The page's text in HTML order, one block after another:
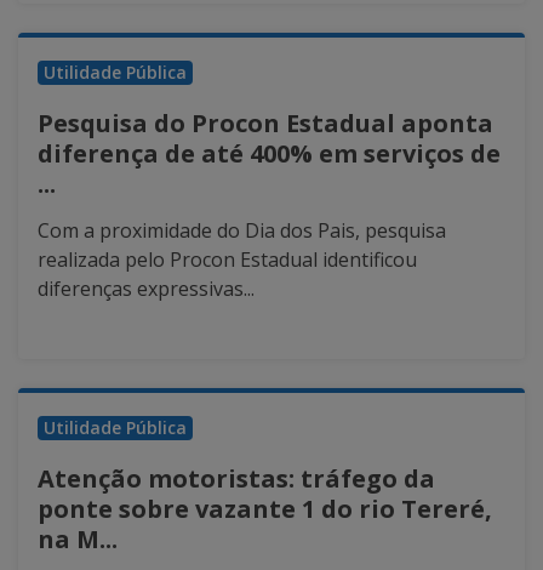
Utilidade Pública
Pesquisa do Procon Estadual aponta
diferença de até 400% em serviços de
...
Com a proximidade do Dia dos Pais, pesquisa
realizada pelo Procon Estadual identificou
diferenças expressivas...
Utilidade Pública
Atenção motoristas: tráfego da
ponte sobre vazante 1 do rio Tereré,
na M...